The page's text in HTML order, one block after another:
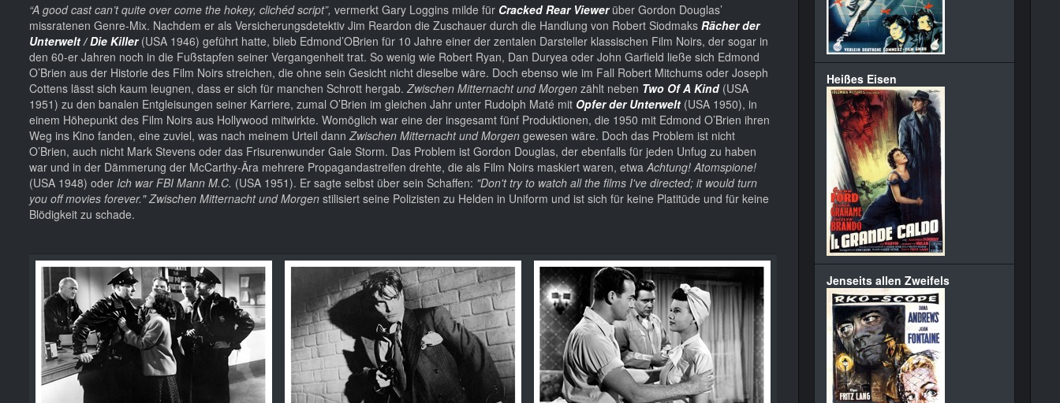
“A good cast can’t quite over come the hokey, clichéd script”, vermerkt Gary Loggins milde für Cracked Rear Viewerüber Gordon Douglas’
missratenen Genre-Mix. Nachdem er als Versicherungsdetektiv Jim Reardon die Zuschauer durch die Handlung von Robert Siodmaks Rächer der
Unterwelt / Die Killer (USA 1946) geführt hatte, blieb Edmond’OBrien für 10 Jahre einer der zentalen Darsteller klassischen Film Noirs, der sogar in
den 60-er Jahren noch in die Fußstapfen seiner Vergangenheit trat. So wenig wie Robert Ryan, Dan Duryea oder John Garfield ließe sich Edmond
O’Brien aus der Historie des Film Noirs streichen, die ohne sein Gesicht nicht dieselbe wäre. Doch ebenso wie im Fall Robert Mitchums oder Joseph
Cottens lässt sich kaum leugnen, dass er sich für manchen Schrott hergab. Zwischen Mitternacht und Morgen zählt neben Two Of A Kind(USA
1951) zu den banalen Entgleisungen seiner Karriere, zumal O’Brien im gleichen Jahr unter Rudolph Maté mit Opfer der Unterwelt (USA 1950), in
einem Höhepunkt des Film Noirs aus Hollywood mitwirkte. Womöglich war eine der insgesamt fünf Produktionen, die 1950 mit Edmond O’Brien ihren
Weg ins Kino fanden, eine zuviel, was nach meinem Urteil dann Zwischen Mitternacht und Morgen gewesen wäre. Doch das Problem ist nicht
O’Brien, auch nicht Mark Stevens oder das Frisurenwunder Gale Storm. Das Problem ist Gordon Douglas, der ebenfalls für jeden Unfug zu haben
war und in der Dämmerung der McCarthy-Ära mehrere Propagandastreifen drehte, die als Film Noirs maskiert waren, etwa Achtung! Atomspione!
(USA 1948) oder Ich war FBI Mann M.C. (USA 1951). Er sagte selbst über sein Schaffen: "Don't try to watch all the films I've directed; it would turn
you off movies forever." Zwischen Mitternacht und Morgen stilisiert seine Polizisten zu Helden in Uniform und ist sich für keine Platitüde und für keine
Blödigkeit zu schade.
Heißes Eisen
Jenseits allen Zweifels